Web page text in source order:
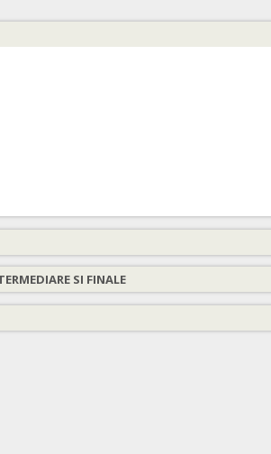
SI FINALE